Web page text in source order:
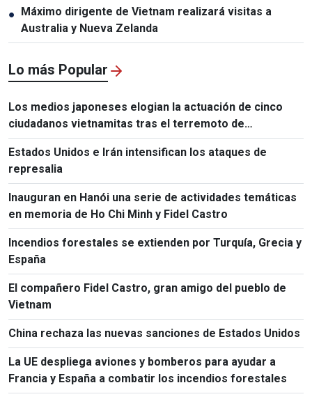
● Máximo dirigente de Vietnam realizará visitas a
Australia y Nueva Zelanda
Lo más Popular
Los medios japoneses elogian la actuación de cinco
ciudadanos vietnamitas tras el terremoto de
Kumamoto
Estados Unidos e Irán intensifican los ataques de
represalia
Inauguran en Hanói una serie de actividades temáticas
en memoria de Ho Chi Minh y Fidel Castro
Incendios forestales se extienden por Turquía, Grecia y
España
El compañero Fidel Castro, gran amigo del pueblo de
Vietnam
China rechaza las nuevas sanciones de Estados Unidos
La UE despliega aviones y bomberos para ayudar a
Francia y España a combatir los incendios forestales